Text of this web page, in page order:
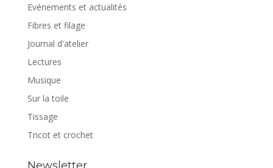
Evénements et actualités
Fibres et filage
Journal d'atelier
Lectures
Musique
Sur la toile
Tissage
Tricot et crochet